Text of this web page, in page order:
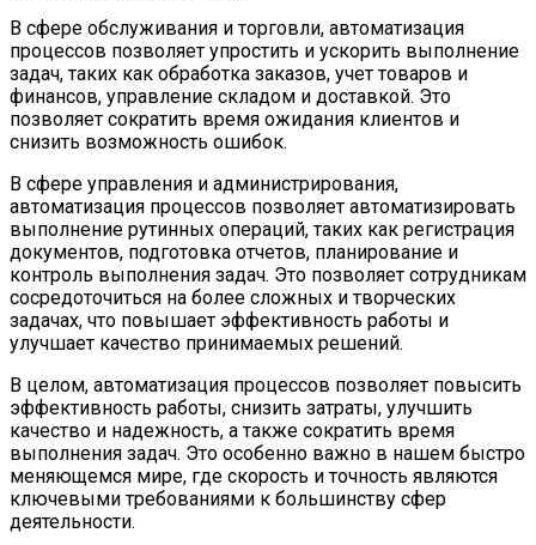
В сфере обслуживания и торговли, автоматизация
процессов позволяет упростить и ускорить выполнение
задач, таких как обработка заказов, учет товаров и
финансов, управление складом и доставкой. Это
позволяет сократить время ожидания клиентов и
снизить возможность ошибок.
В сфере управления и администрирования,
автоматизация процессов позволяет автоматизировать
выполнение рутинных операций, таких как регистрация
документов, подготовка отчетов, планирование и
контроль выполнения задач. Это позволяет сотрудникам
сосредоточиться на более сложных и творческих
задачах, что повышает эффективность работы и
улучшает качество принимаемых решений.
В целом, автоматизация процессов позволяет повысить
эффективность работы, снизить затраты, улучшить
качество и надежность, а также сократить время
выполнения задач. Это особенно важно в нашем быстро
меняющемся мире, где скорость и точность являются
ключевыми требованиями к большинству сфер
деятельности.